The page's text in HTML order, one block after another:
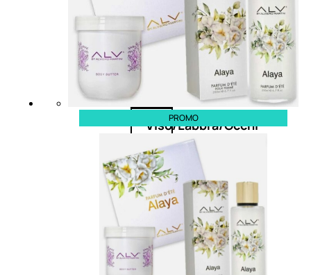
Profumi
Viso/Labbra/Occhi
Corpo
Mani
Bagno
PROMO